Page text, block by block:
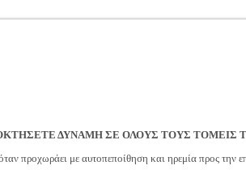
ΔΥΝΑΜΗ ΣΕ ΟΛΟΥΣ ΤΟΥΣ ΤΟΜΕΙΣ
προχωράει με αυτοπεποίθηση και ηρεμία προς την